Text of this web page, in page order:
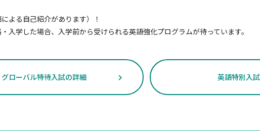
よる自己紹介があります）！
入学した場合、入学前から受けられる英語強化プログラムが待っています。
グローバル特待入試の詳細 英語特別入